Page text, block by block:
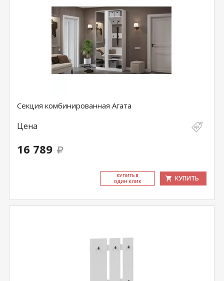
Секция комбинированная Агата
Цена
16 789
КУ­ПИТЬ В
ОДИН КЛИК
КУПИТЬ